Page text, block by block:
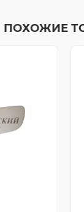
ПОХОЖИЕ